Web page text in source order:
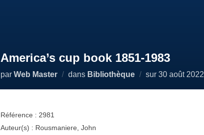
America’s cup book 1851-1983
par Web Master dans Bibliothèque sur Publié
30 août 2022
Référence : 2981
Auteur(s) : Rousmaniere, John